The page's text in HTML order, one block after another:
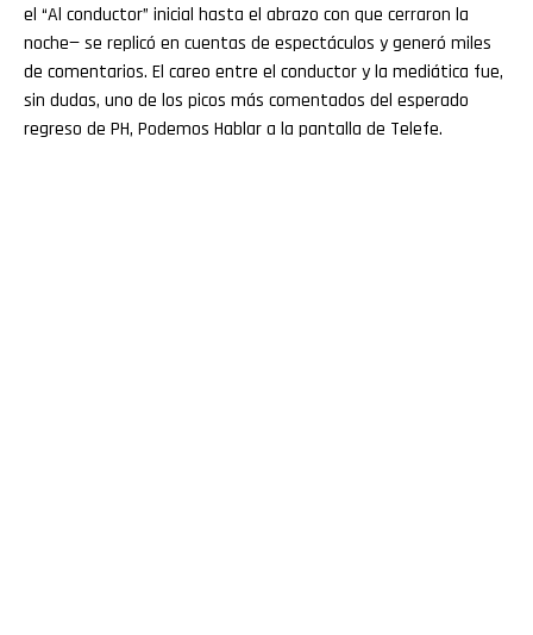
el “Al conductor” inicial hasta el abrazo con que cerraron la
noche— se replicó en cuentas de espectáculos y generó miles
de comentarios. El careo entre el conductor y la mediática fue,
sin dudas, uno de los picos más comentados del esperado
regreso de PH, Podemos Hablar a la pantalla de Telefe.